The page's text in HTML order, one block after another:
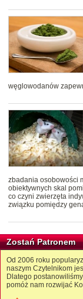
węglowodanów
zbadania osobowości
obiektywnych skal
co czyni zwierzęta
związku pomiędzy
Zostań Patronem
Od 2006 roku
naszym Czytelnikom
Dlatego
pomóż nam rozwijać